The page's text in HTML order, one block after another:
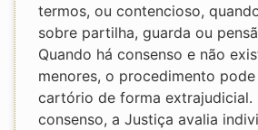
termos, ou contencioso,
sobre partilha, guarda ou
Quando há consenso e não
menores, o procedimento
cartório de forma extrajudicial.
consenso, a Justiça avalia